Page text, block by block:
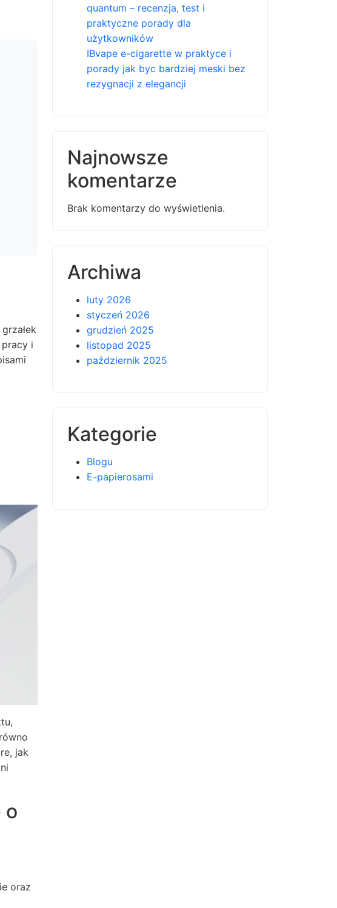
i
jak
o
oraz
quantum – recenzja, test i
praktyczne porady dla
użytkowników
IBvape e-cigarette w praktyce i
porady jak byc bardziej meski bez
rezygnacji z elegancji
Najnowsze
komentarze
Brak komentarzy do wyświetlenia.
Archiwa
luty 2026
styczeń 2026
grudzień 2025
listopad 2025
październik 2025
Kategorie
Blogu
E-papierosami